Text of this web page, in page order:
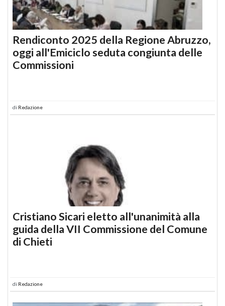
Rendiconto 2025 della Regione Abruzzo,
oggi all'Emiciclo seduta congiunta delle
Commissioni
di Redazione
Cristiano Sicari eletto all'unanimità alla
guida della VII Commissione del Comune
di Chieti
di Redazione